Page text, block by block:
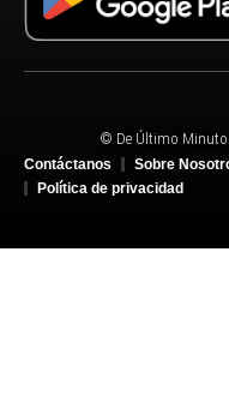
© De Último
Contáctanos
Sobre
Política de privacidad